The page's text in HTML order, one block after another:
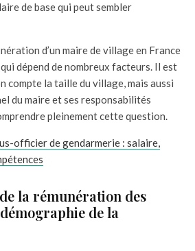
de base qui peut sembler
d’un maire de village en France
dépend de nombreux facteurs. Il est
compte la taille du village, mais aussi
du maire et ses responsabilités
pleinement cette question.
officier de gendarmerie : salaire,
la rémunération des
de la